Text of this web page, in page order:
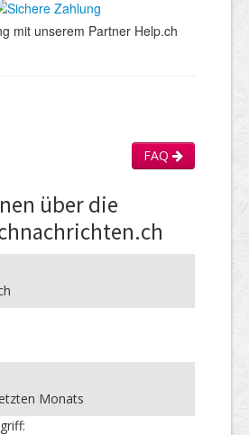
mit unserem Partner Help.ch
FAQ
über die
Monats